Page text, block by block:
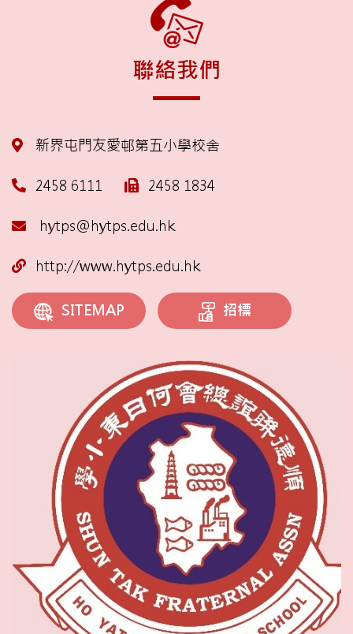
聯絡我們
新界屯門友愛邨第五小學校舍
2458 6111 2458 1834
hytps@hytps.edu.hk
http://www.hytps.edu.hk
SITEMAP 招標